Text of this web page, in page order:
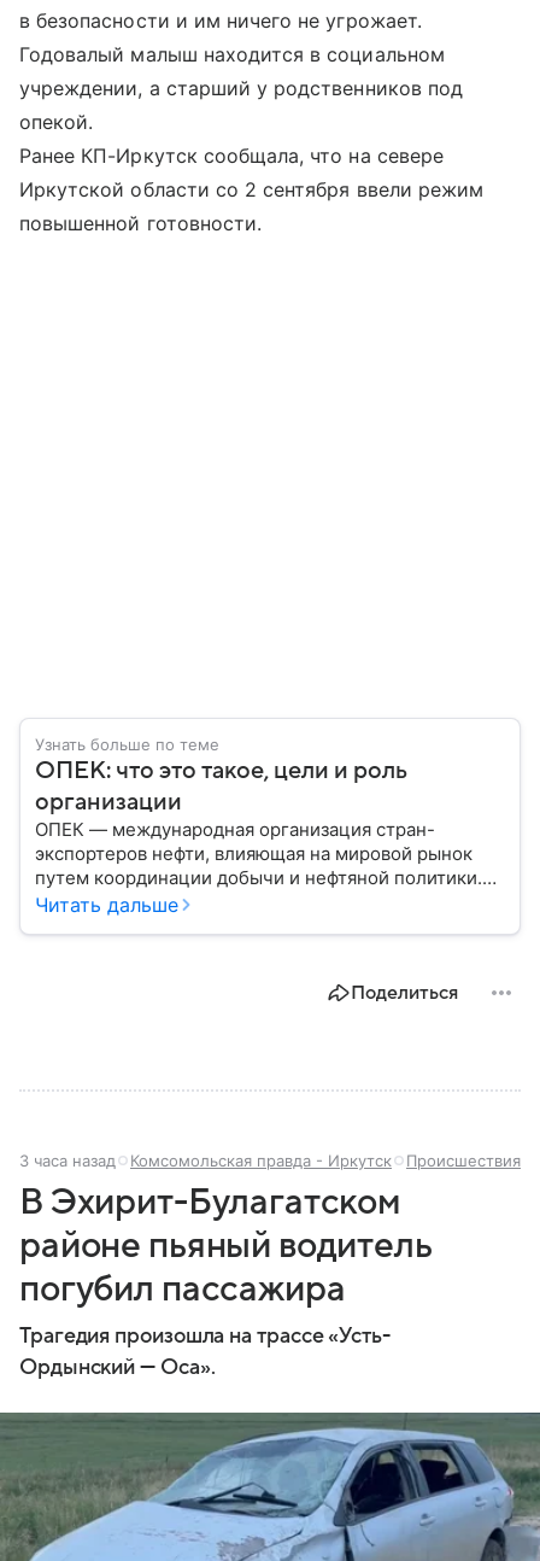
в безопасности и им ничего не угрожает.
Годовалый малыш находится в социальном
учреждении, а старший у родственников под
опекой.
Ранее КП-Иркутск сообщала, что на севере
Иркутской области со 2 сентября ввели режим
повышенной готовности.
Узнать больше по теме
ОПЕК: что это такое, цели и роль
организации
ОПЕК — международная организация стран-
экспортеров нефти, влияющая на мировой рынок
путем координации добычи и нефтяной политики.
Решения ОПЕК регулярно отражаются на ценах
Читать дальше
Поделиться
3 часа назад Комсомольская правда - Иркутск Происшествия
В Эхирит-Булагатском
районе пьяный водитель
погубил пассажира
Трагедия произошла на трассе «Усть-
Ордынский — Оса».